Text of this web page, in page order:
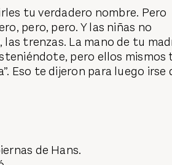
tu verdadero nombre. Pero
pero, pero. Y las niñas no
las trenzas. La mano de tu
pero ellos mismos
Eso te dijeron para luego irse
de Hans.